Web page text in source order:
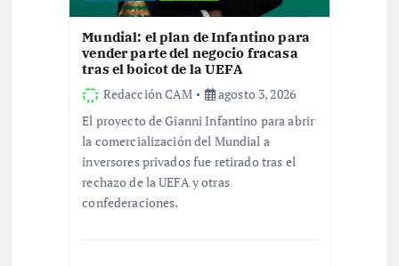
Mundial: el plan de Infantino para
vender parte del negocio fracasa
tras el boicot de la UEFA
Redacción CAM
agosto 3, 2026
El proyecto de Gianni Infantino para abrir
la comercialización del Mundial a
inversores privados fue retirado tras el
rechazo de la UEFA y otras
confederaciones.